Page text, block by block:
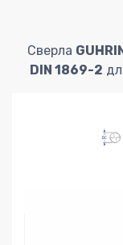
Сверла
DIN 1869-2